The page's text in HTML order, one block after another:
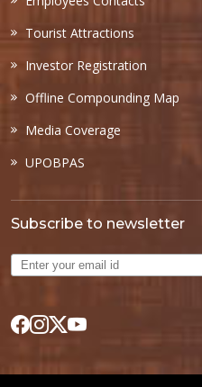
Tourist Attractions
Investor Registration
Offline Compounding Map
Media Coverage
UPOBPAS
Subscribe to newsletter